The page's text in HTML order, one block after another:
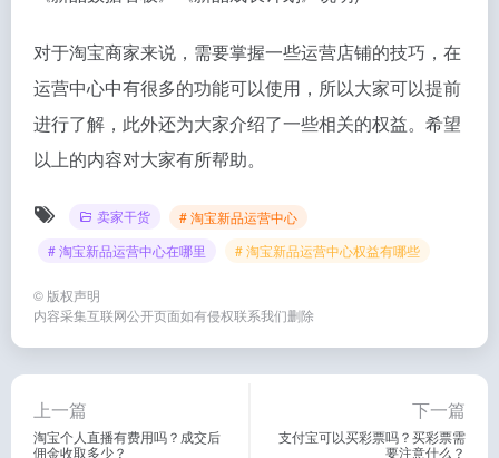
对于淘宝商家来说，需要掌握一些运营店铺的技巧，在
运营中心中有很多的功能可以使用，所以大家可以提前
进行了解，此外还为大家介绍了一些相关的权益。希望
以上的内容对大家有所帮助。
卖家干货
# 淘宝新品运营中心
# 淘宝新品运营中心在哪里
# 淘宝新品运营中心权益有哪些
© 版权声明
内容采集互联网公开页面如有侵权联系我们删除
上一篇
淘宝个人直播有费用吗？成交后
佣金收取多少？
下一篇
支付宝可以买彩票吗？买彩票需
要注意什么？